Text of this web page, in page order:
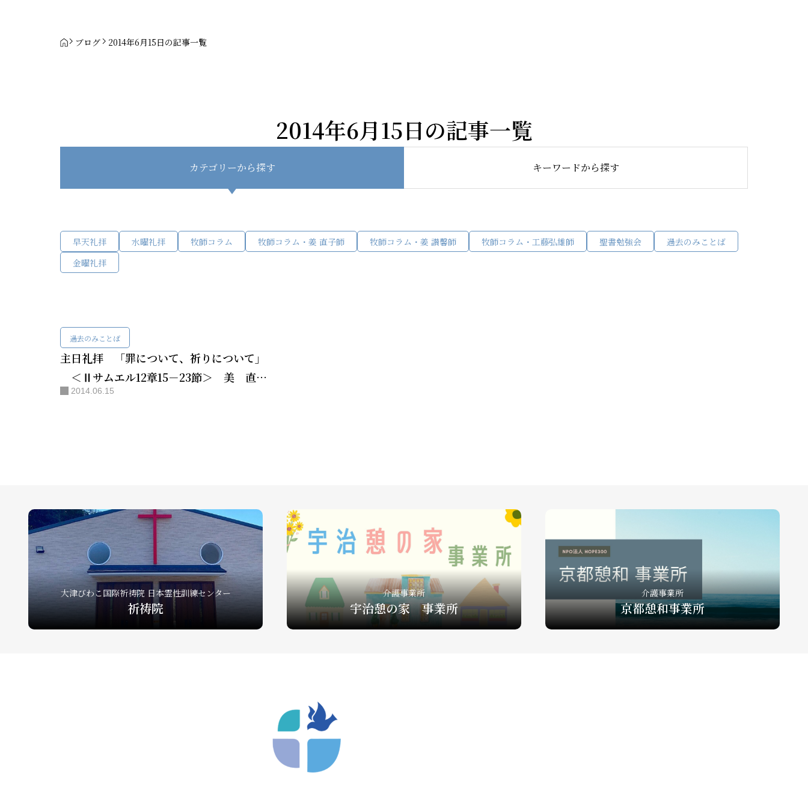
Home
ブログ 2014年6月15日の記事一覧
2014年6月15日の記事一覧
カテゴリーから探す キーワードから探す
早天礼拝 水曜礼拝 牧師コラム 牧師コラム・姜 直子師 牧師コラム・姜 讃馨師 牧師コラム・工藤弘雄師 聖書勉強会
過去のみことば
金曜礼拝
過去のみことば
主日礼拝 「罪について、祈りについて」
＜Ⅱサムエル12章15－23節＞ 美 直子
師 2014.06.15
大津びわこ国際祈祷院 日本霊性訓練センター
祈祷院
介護事業所
宇治憩の家 事業所
介護事業所
京都憩和事業所